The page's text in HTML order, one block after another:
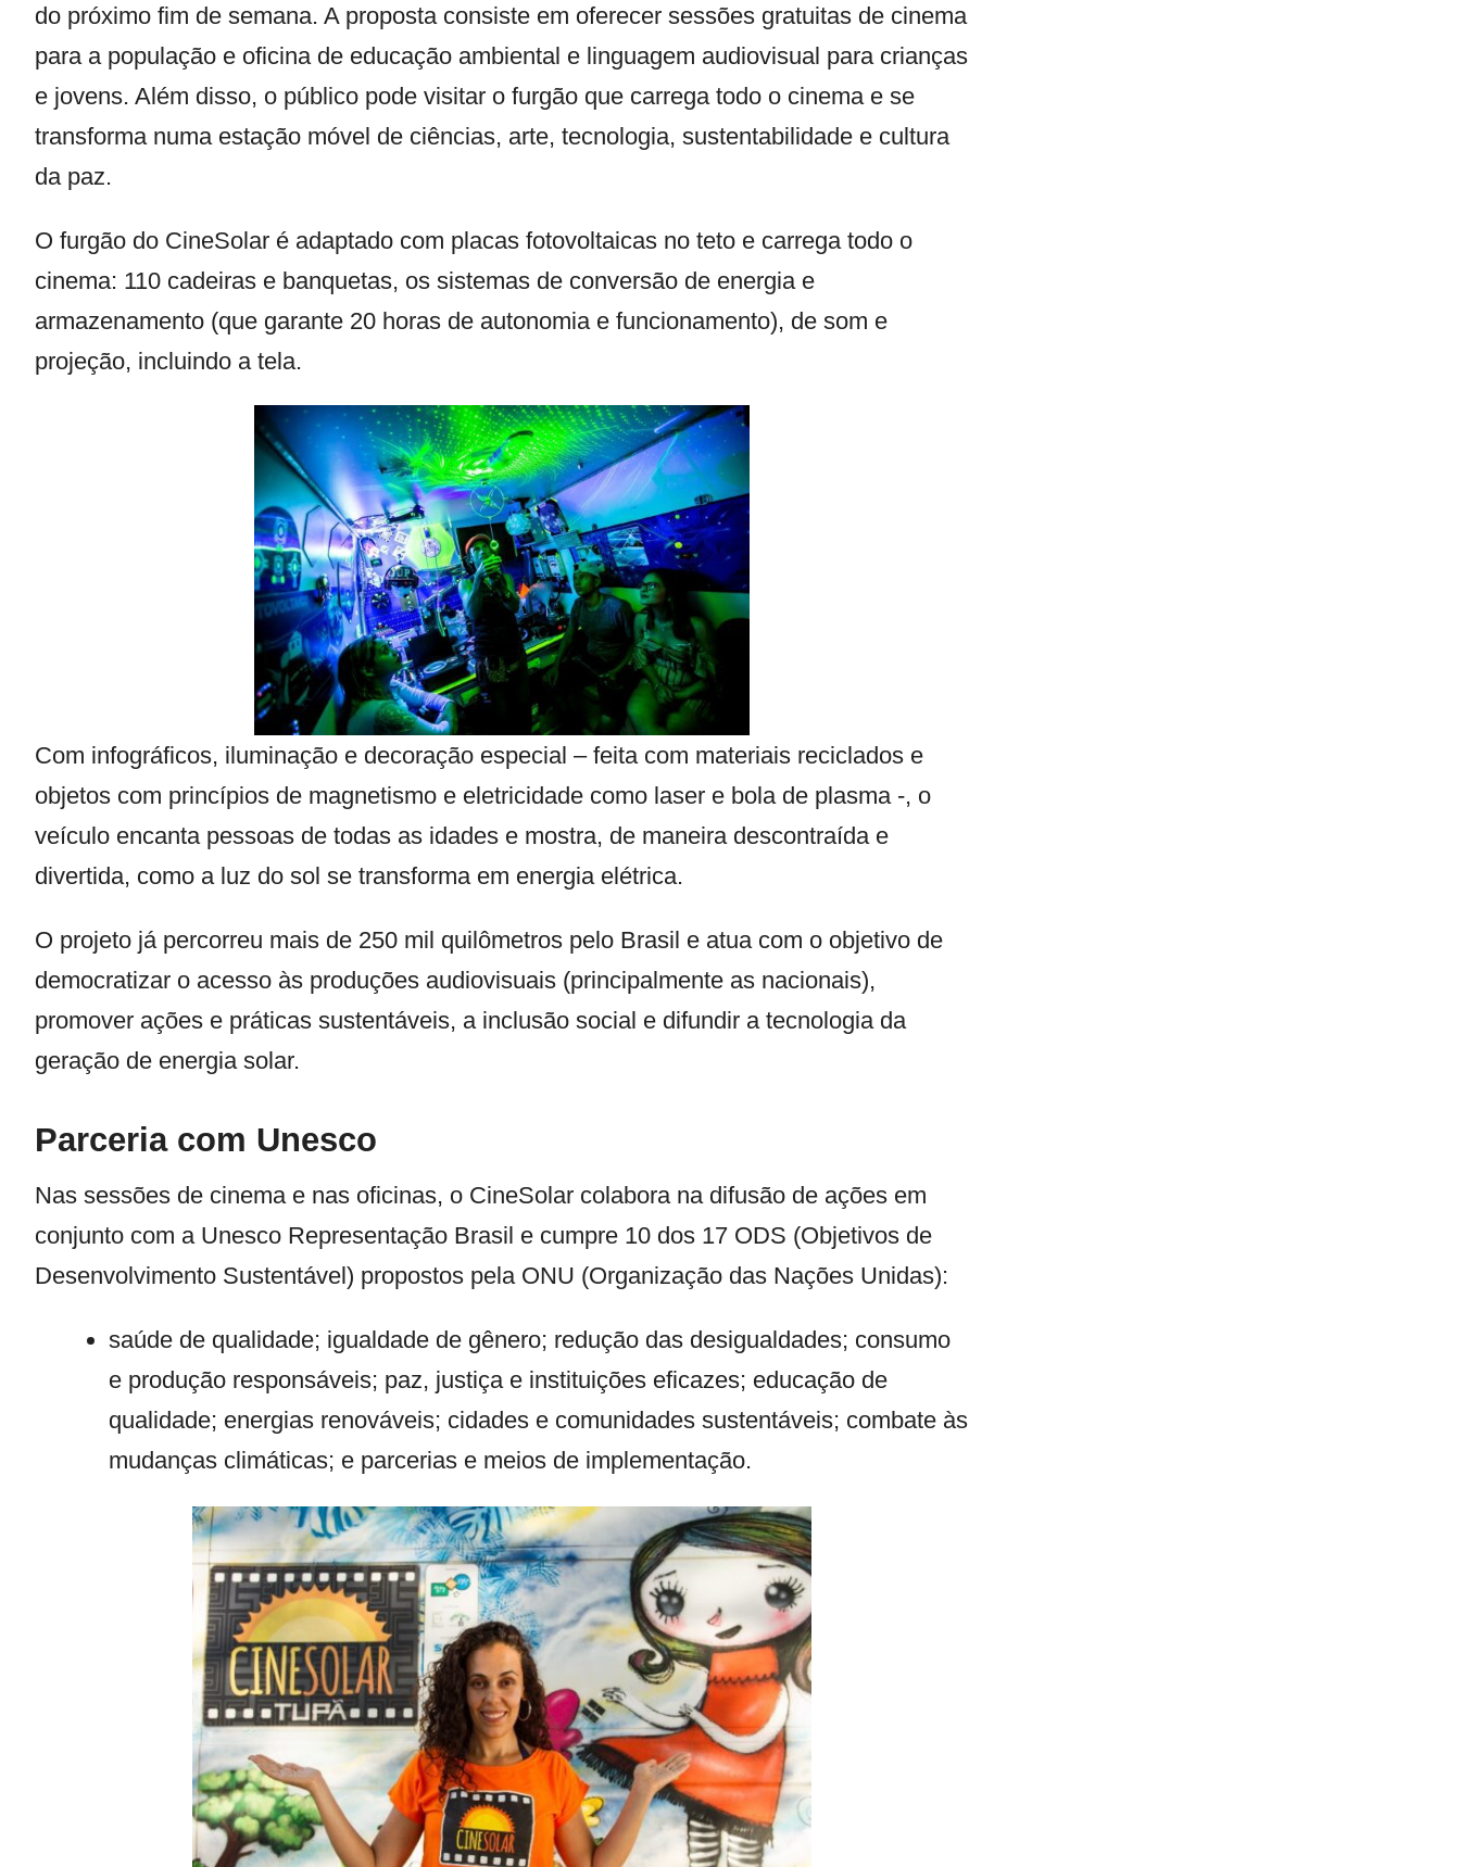
do próximo fim de semana. A proposta consiste em oferecer sessões gratuitas de cinema
para a população e oficina de educação ambiental e linguagem audiovisual para crianças
e jovens. Além disso, o público pode visitar o furgão que carrega todo o cinema e se
transforma numa estação móvel de ciências, arte, tecnologia, sustentabilidade e cultura
da paz.
O furgão do CineSolar é adaptado com placas fotovoltaicas no teto e carrega todo o
cinema: 110 cadeiras e banquetas, os sistemas de conversão de energia e
armazenamento (que garante 20 horas de autonomia e funcionamento), de som e
projeção, incluindo a tela.
Com infográficos, iluminação e decoração especial – feita com materiais reciclados e
objetos com princípios de magnetismo e eletricidade como laser e bola de plasma -, o
veículo encanta pessoas de todas as idades e mostra, de maneira descontraída e
divertida, como a luz do sol se transforma em energia elétrica.
O projeto já percorreu mais de 250 mil quilômetros pelo Brasil e atua com o objetivo de
democratizar o acesso às produções audiovisuais (principalmente as nacionais),
promover ações e práticas sustentáveis, a inclusão social e difundir a tecnologia da
geração de energia solar.
Parceria com Unesco
Nas sessões de cinema e nas oficinas, o CineSolar colabora na difusão de ações em
conjunto com a Unesco Representação Brasil e cumpre 10 dos 17 ODS (Objetivos de
Desenvolvimento Sustentável) propostos pela ONU (Organização das Nações Unidas):
saúde de qualidade; igualdade de gênero; redução das desigualdades; consumo
e produção responsáveis; paz, justiça e instituições eficazes; educação de
qualidade; energias renováveis; cidades e comunidades sustentáveis; combate às
mudanças climáticas; e parcerias e meios de implementação.